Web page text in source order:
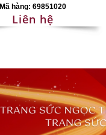
Mã hàng: 69851020
Liên hệ